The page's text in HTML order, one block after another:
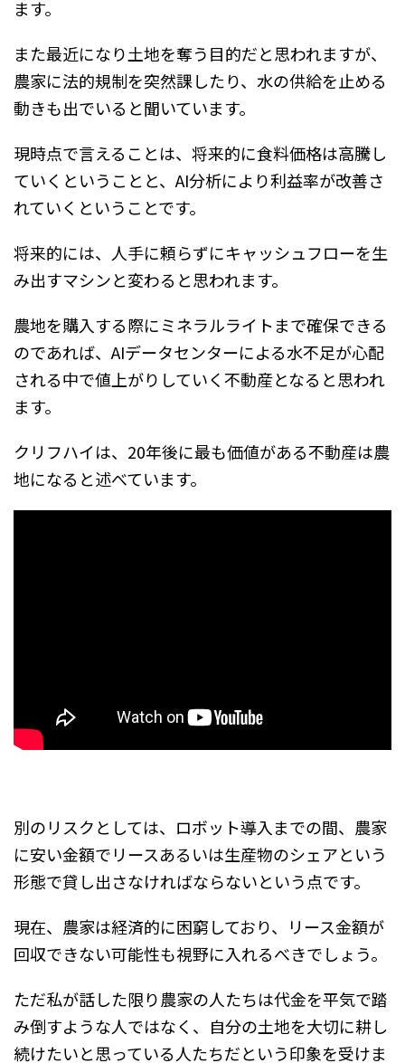
ます。
また最近になり土地を奪う目的だと思われますが、
農家に法的規制を突然課したり、水の供給を止める
動きも出でいると聞いています。
現時点で言えることは、将来的に食料価格は高騰し
ていくということと、AI分析により利益率が改善さ
れていくということです。
将来的には、人手に頼らずにキャッシュフローを生
み出すマシンと変わると思われます。
農地を購入する際にミネラルライトまで確保できる
のであれば、AIデータセンターによる水不足が心配
される中で値上がりしていく不動産となると思われ
ます。
クリフハイは、20年後に最も価値がある不動産は農
地になると述べています。
別のリスクとしては、ロボット導入までの間、農家
に安い金額でリースあるいは生産物のシェアという
形態で貸し出さなければならないという点です。
現在、農家は経済的に困窮しており、リース金額が
回収できない可能性も視野に入れるべきでしょう。
ただ私が話した限り農家の人たちは代金を平気で踏
み倒すような人ではなく、自分の土地を大切に耕し
続けたいと思っている人たちだという印象を受けま